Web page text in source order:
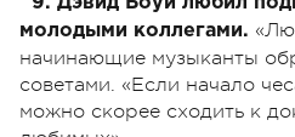
молодыми коллегами.
начинающие музыканты
советами. «Если начало
можно скорее сходить к